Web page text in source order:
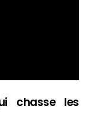
chasse les